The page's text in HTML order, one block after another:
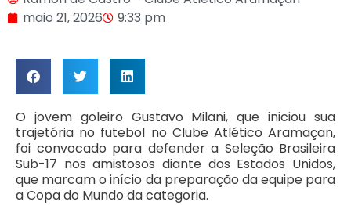
maio 21, 2026
9:33 pm
O jovem goleiro Gustavo Milani, que iniciou sua
trajetória no futebol no Clube Atlético Aramaçan,
foi convocado para defender a Seleção Brasileira
Sub-17 nos amistosos diante dos Estados Unidos,
que marcam o início da preparação da equipe para
a Copa do Mundo da categoria.